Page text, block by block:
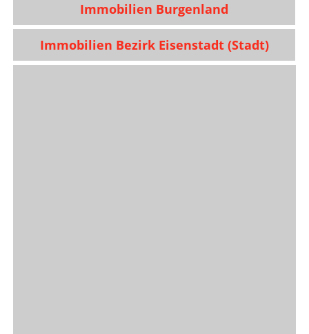
Immobilien Burgenland
Immobilien Bezirk Eisenstadt (Stadt)